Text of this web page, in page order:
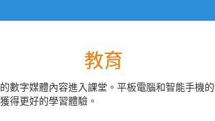
教育
數字媒體內容進入課堂。平板電腦和智能手機
得更好的學習體驗。